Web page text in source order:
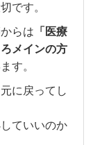
です。
らは 「医療
メインの方
す。
に戻ってし
ていいのか